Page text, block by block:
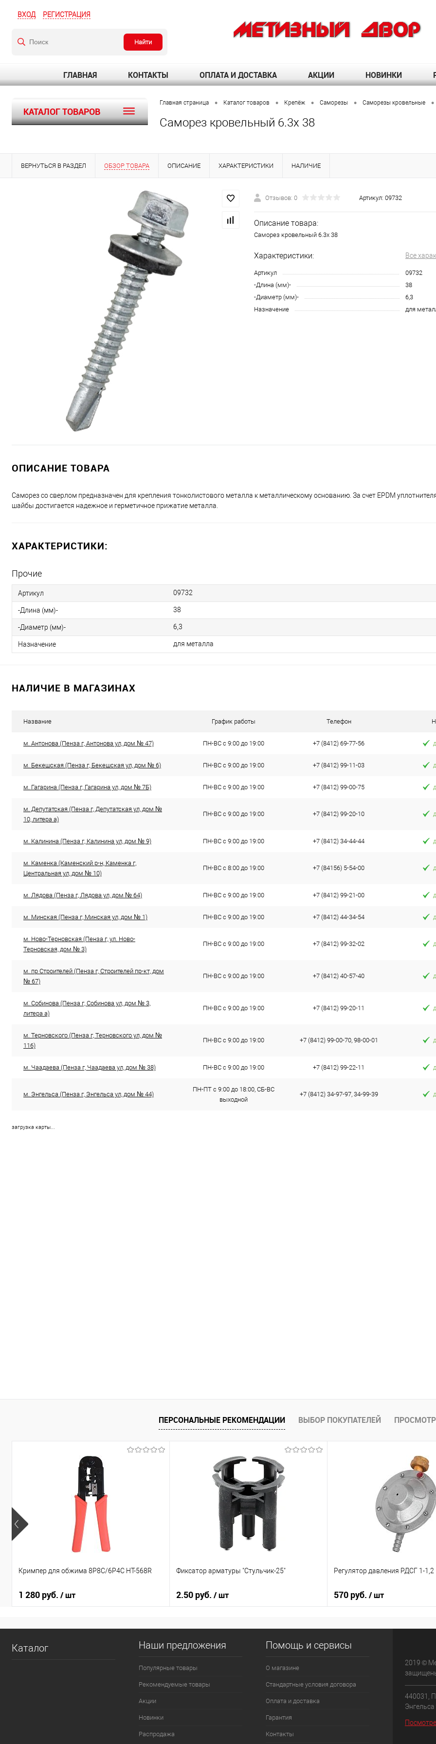
ВХОД РЕГИСТРАЦИЯ
Найти
ГЛАВНАЯ КОНТАКТЫ ОПЛАТА И ДОСТАВКА АКЦИИ НОВИНКИ
КАТАЛОГ ТОВАРОВ
Главная страница • Каталог товаров • Крепёж • Саморезы • Саморезы кровельные •
Саморез кровельный 6.3х 38
ВЕРНУТЬСЯ В РАЗДЕЛ ОБЗОР ТОВАРА ОПИСАНИЕ ХАРАКТЕРИСТИКИ НАЛИЧИЕ
Отзывов: 0 Артикул: 09732
Описание товара:
Саморез кровельный 6.3х 38
Характеристики: Все
Артикул
09732
-Длина (мм)-
38
-Диаметр (мм)-
6,3
Назначение
для
ОПИСАНИЕ ТОВАРА
Саморез со сверлом предназначен для крепления тонколистового металла к металлическому основанию. За счет EPDM
шайбы достигается надежное и герметичное прижатие металла.
ХАРАКТЕРИСТИКИ:
Прочие
Артикул 09732
-Длина (мм)- 38
-Диаметр (мм)- 6,3
Назначение для металла
НАЛИЧИЕ В МАГАЗИНАХ
Название График работы Телефон
м. Антонова (Пенза г, Антонова ул, дом № 47) ПН-ВС с 9:00 до 19:00 +7 (8412) 69-77-56
м. Бекешская (Пенза г, Бекешская ул, дом № 6) ПН-ВС с 9:00 до 19:00 +7 (8412) 99-11-03
м. Гагарина (Пенза г, Гагарина ул, дом № 7Б) ПН-ВС с 9:00 до 19:00 +7 (8412) 99-00-75
м. Депутатская (Пенза г, Депутатская ул, дом №
10, литера а)
ПН-ВС с 9:00 до 19:00 +7 (8412) 99-20-10
м. Калинина (Пенза г, Калинина ул, дом № 9) ПН-ВС с 9:00 до 19:00 +7 (8412) 34-44-44
м. Каменка (Каменский р-н, Каменка г,
Центральная ул, дом № 10)
ПН-ВС с 8:00 до 19:00 +7 (84156) 5-54-00
м. Лядова (Пенза г, Лядова ул, дом № 64) ПН-ВС с 9:00 до 19:00 +7 (8412) 99-21-00
м. Минская (Пенза г, Минская ул, дом № 1) ПН-ВС с 9:00 до 19:00 +7 (8412) 44-34-54
м. Ново-Терновская (Пенза г, ул. Ново-
Терновская, дом № 3)
ПН-ВС с 9:00 до 19:00 +7 (8412) 99-32-02
м. пр Строителей (Пенза г, Строителей пр-кт, дом
№ 67)
ПН-ВС с 9:00 до 19:00 +7 (8412) 40-57-40
м. Собинова (Пенза г, Собинова ул, дом № 3,
литера а)
ПН-ВС с 9:00 до 19:00 +7 (8412) 99-20-11
м. Терновского (Пенза г, Терновского ул, дом №
116)
ПН-ВС с 9:00 до 19:00 +7 (8412) 99-00-70, 98-00-01
м. Чаадаева (Пенза г, Чаадаева ул, дом № 38) ПН-ВС с 9:00 до 19:00 +7 (8412) 99-22-11
м. Энгельса (Пенза г, Энгельса ул, дом № 44)
ПН-ПТ с 9:00 до 18:00, СБ-ВС
выходной
+7 (8412) 34-97-97, 34-99-39
загрузка карты...
ПЕРСОНАЛЬНЫЕ РЕКОМЕНДАЦИИ ВЫБОР ПОКУПАТЕЛЕЙ
Кримпер для обжима 8Р8С/6Р4С HT-568R
1 280 руб. / шт
Фиксатор арматуры "Стульчик-25"
2.50 руб. / шт
Регулятор давления РДСГ 1-1,2
570 руб. / шт
Каталог Наши предложения
Популярные товары
Рекомендуемые товары
Акции
Новинки
Распродажа
Помощь и сервисы
О магазине
Стандартные условия договора
Оплата и доставка
Гарантия
Контакты
2019 ©
440031,